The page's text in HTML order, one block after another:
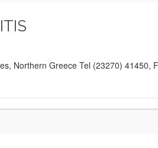
Northern Greece Tel (23270)